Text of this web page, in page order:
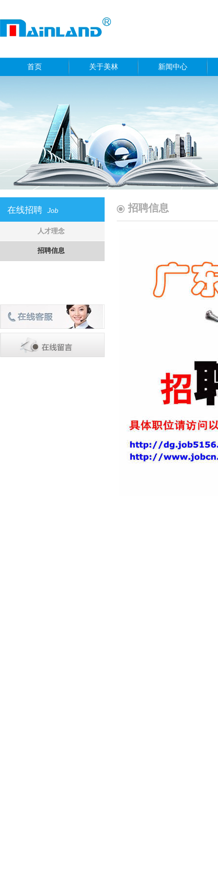
首页 关于美林 新闻中心
在线招聘 Job 招聘信息
人才理念
招聘信息